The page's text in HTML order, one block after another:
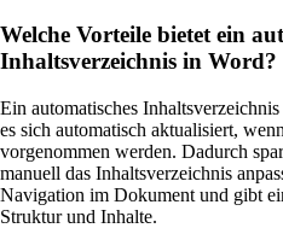
Welche Vorteile bietet ein
Inhaltsverzeichnis in Word?
Ein automatisches
es sich automatisch aktualisiert,
vorgenommen werden. Dadurch
manuell das Inhaltsverzeichnis
Navigation im Dokument und gibt
Struktur und Inhalte.